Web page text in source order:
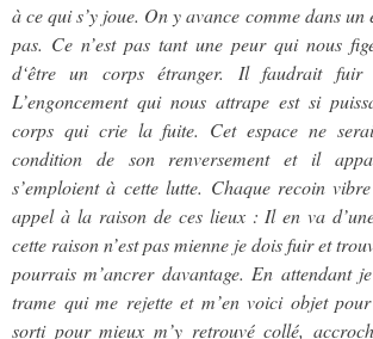
à ce qui s’y joue. On y avance comme dans un
pas. Ce n’est pas tant une peur qui nous
d‘être un corps étranger. Il faudrait fuir
L’engoncement qui nous attrape est si
corps qui crie la fuite. Cet espace ne
condition de son renversement et il
s’emploient à cette lutte. Chaque recoin
appel à la raison de ces lieux : Il en va
cette raison n’est pas mienne je dois fuir et
pourrais m’ancrer davantage. En attendant
trame qui me rejette et m’en voici objet pour
sorti pour mieux m’y retrouvé collé,